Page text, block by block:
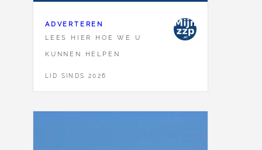
ADVERTEREN
LEES HIER HOE WE U
KUNNEN HELPEN
LID SINDS 2026